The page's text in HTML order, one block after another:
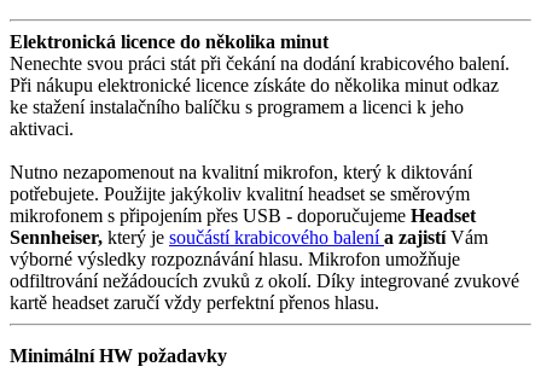
Elektronická licence do několika minut
Nenechte svou práci stát při čekání na dodání krabicového balení.
Při nákupu elektronické licence získáte do několika minut odkaz
ke stažení instalačního balíčku s programem a licenci k jeho
aktivaci.
Nutno nezapomenout na kvalitní mikrofon, který k diktování
potřebujete. Použijte jakýkoliv kvalitní headset se směrovým
mikrofonem s připojením přes USB - doporučujeme Headset
Sennheiser, který je součástí krabicového balenía zajistíVám
výborné výsledky rozpoznávání hlasu. Mikrofon umožňuje
odfiltrování nežádoucích zvuků z okolí. Díky integrované zvukové
kartě headset zaručí vždy perfektní přenos hlasu.
Minimální HW požadavky